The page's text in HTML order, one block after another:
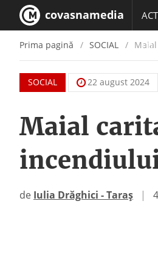
covasnamedia
Prima pagină SOCIAL
SOCIAL 22 august 2024
Maial
de Iulia Drăghici - Taraș |